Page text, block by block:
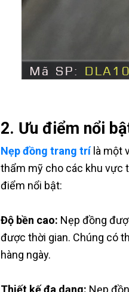
2. Ưu điểm nổi
Nẹp đồng trang trílà một
thẩm mỹ cho các khu vực
điểm nổi bật:
Độ bền cao: Nẹp đồng
được thời gian. Chúng có
hàng ngày.
Thiết kế đa dạng: Nẹp